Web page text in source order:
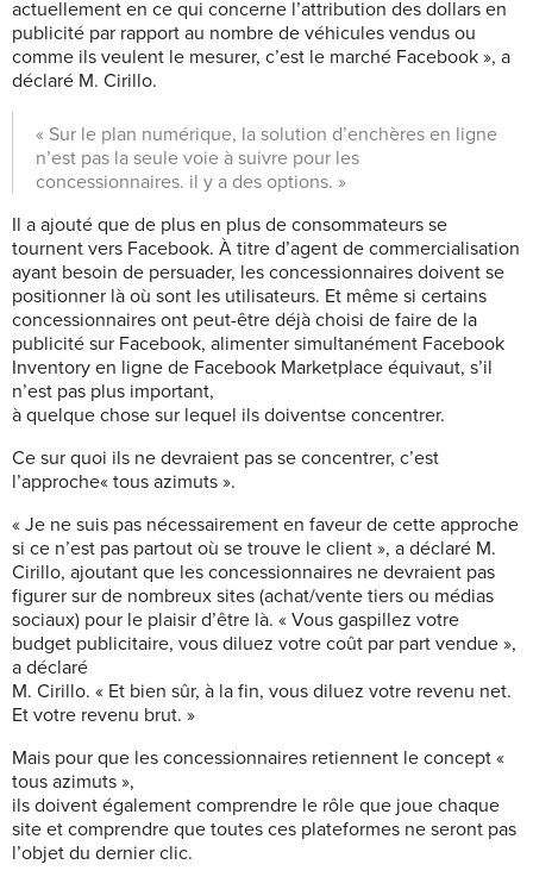
actuellement en ce qui concerne l’attribution des dollars en
publicité par rapport au nombre de véhicules vendus ou
comme ils veulent le mesurer, c’est le marché Facebook », a
déclaré M. Cirillo.
« Sur le plan numérique, la solution d’enchères en ligne
n’est pas la seule voie à suivre pour les
concessionnaires. il y a des options. »
Il a ajouté que de plus en plus de consommateurs se
tournent vers Facebook. À titre d’agent de commercialisation
ayant besoin de persuader, les concessionnaires doivent se
positionner là où sont les utilisateurs. Et même si certains
concessionnaires ont peut-être déjà choisi de faire de la
publicité sur Facebook, alimenter simultanément Facebook
Inventory en ligne de Facebook Marketplace équivaut, s’il
n’est pas plus important,
à quelque chose sur lequel ils doiventse concentrer.
Ce sur quoi ils ne devraient pas se concentrer, c’est
l’approche« tous azimuts ».
« Je ne suis pas nécessairement en faveur de cette approche
si ce n’est pas partout où se trouve le client », a déclaré M.
Cirillo, ajoutant que les concessionnaires ne devraient pas
figurer sur de nombreux sites (achat/vente tiers ou médias
sociaux) pour le plaisir d’être là. « Vous gaspillez votre
budget publicitaire, vous diluez votre coût par part vendue »,
a déclaré
M. Cirillo. « Et bien sûr, à la fin, vous diluez votre revenu net.
Et votre revenu brut. »
Mais pour que les concessionnaires retiennent le concept «
tous azimuts »,
ils doivent également comprendre le rôle que joue chaque
site et comprendre que toutes ces plateformes ne seront pas
l’objet du dernier clic.